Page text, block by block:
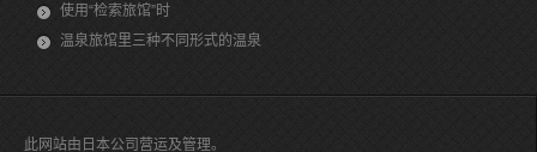
使用“检索旅馆”时
温泉旅馆里三种不同形式的温泉
此网站由日本公司营运及管理。